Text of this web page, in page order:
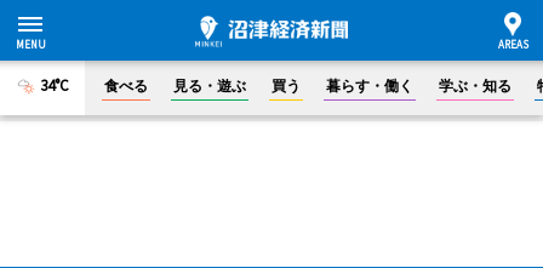
34°C 食べる 見る・遊ぶ 買う 暮らす・働く 学ぶ・知る